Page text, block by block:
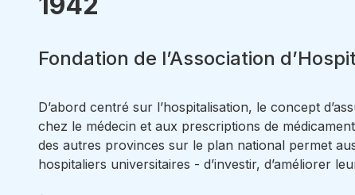
Fondation de l’Association
D’abord centré sur l’hospitalisation, le concept
chez le médecin et aux prescriptions de
des autres provinces sur le plan national permet
hospitaliers universitaires - d’investir, d’améliorer